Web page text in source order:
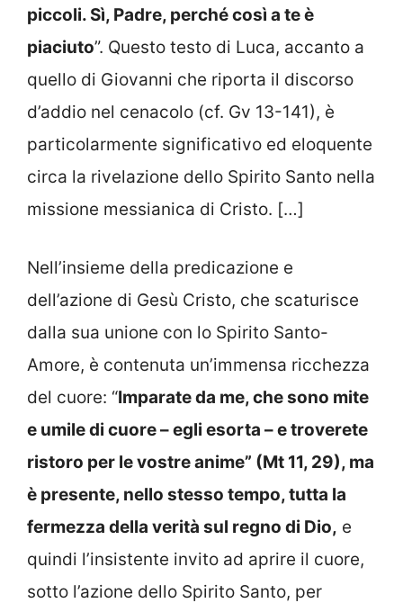
piccoli. Sì, Padre, perché così a te è
piaciuto”. Questo testo di Luca, accanto a
quello di Giovanni che riporta il discorso
d’addio nel cenacolo (cf. Gv 13-141), è
particolarmente significativo ed eloquente
circa la rivelazione dello Spirito Santo nella
missione messianica di Cristo. […]
Nell’insieme della predicazione e
dell’azione di Gesù Cristo, che scaturisce
dalla sua unione con lo Spirito Santo-
Amore, è contenuta un’immensa ricchezza
del cuore: “Imparate da me, che sono mite
e umile di cuore – egli esorta – e troverete
ristoro per le vostre anime” (Mt 11, 29), ma
è presente, nello stesso tempo, tutta la
fermezza della verità sul regno di Dio, e
quindi l’insistente invito ad aprire il cuore,
sotto l’azione dello Spirito Santo, per